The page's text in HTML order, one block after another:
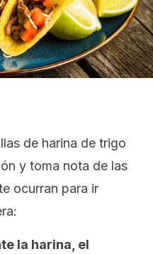
de harina de trigo
y toma nota de las
ocurran para ir
la harina, el